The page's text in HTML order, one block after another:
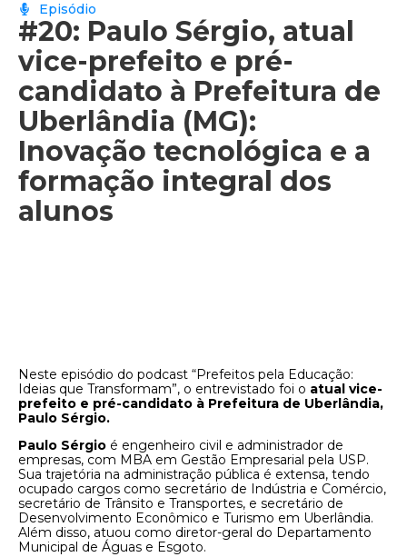
Episódio
#20: Paulo Sérgio, atual
vice-prefeito e pré-
candidato à Prefeitura de
Uberlândia (MG):
Inovação tecnológica e a
formação integral dos
alunos
Neste episódio do podcast “Prefeitos pela Educação:
Ideias que Transformam”, o entrevistado foi o atual vice-
prefeito e pré-candidato à Prefeitura de Uberlândia,
Paulo Sérgio.
Paulo Sérgio é engenheiro civil e administrador de
empresas, com MBA em Gestão Empresarial pela USP.
Sua trajetória na administração pública é extensa, tendo
ocupado cargos como secretário de Indústria e Comércio,
secretário de Trânsito e Transportes, e secretário de
Desenvolvimento Econômico e Turismo em Uberlândia.
Além disso, atuou como diretor-geral do Departamento
Municipal de Águas e Esgoto.